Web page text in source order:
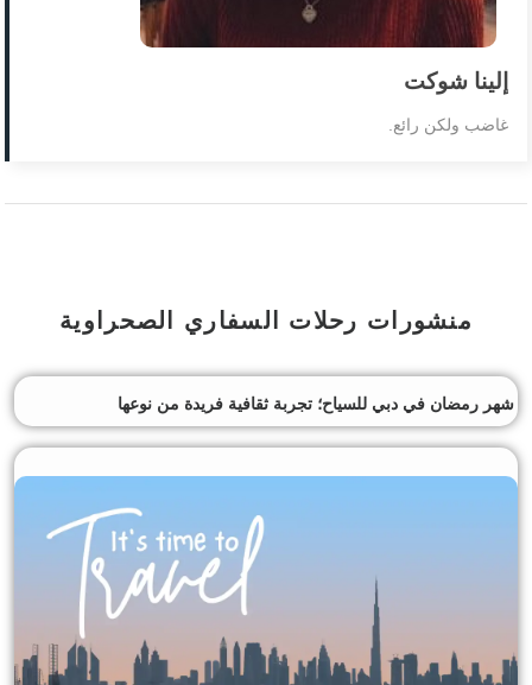
إلينا شوكت
غاضب ولكن رائع.
منشورات رحلات السفاري الصحراوية
شهر رمضان في دبي للسياح؛ تجربة ثقافية فريدة من نوعها